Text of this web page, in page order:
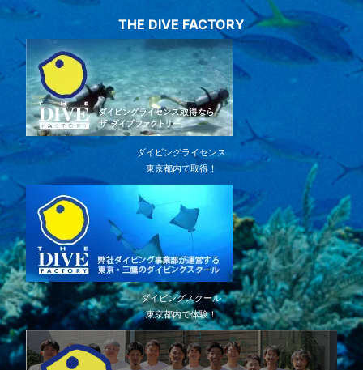
THE DIVE FACTORY
ダイビングライセンス
東京都内で取得！
ダイビングスクール
東京都内で体験！